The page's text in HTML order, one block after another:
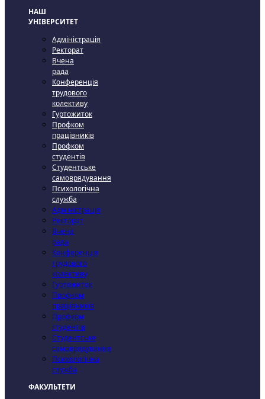
НАШ
УНІВЕРСИТЕТ
Адміністрація
Ректорат
Вчена
рада
Конференція
трудового
колективу
Гуртожиток
Профком
працівників
Профком
студентів
Студентське
самоврядування
Психологічна
служба
Адміністрація
Ректорат
Вчена
рада
Конференція
трудового
колективу
Гуртожиток
Профком
працівників
Профком
студентів
Студентське
самоврядування
Психологічна
служба
ФАКУЛЬТЕТИ